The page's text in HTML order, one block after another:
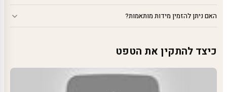
האם ניתן להזמין מידות מותאמות?
כיצד להתקין את הטפט